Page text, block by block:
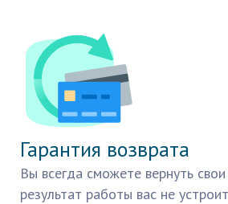
Гарантия возврата
Вы всегда сможете вернуть свои
результат работы вас не устроит